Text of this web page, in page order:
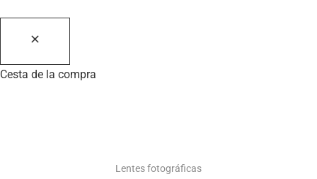
Cesta de la compra
Lentes fotográficas